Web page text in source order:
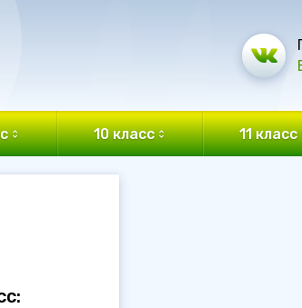
10 класс 11 класс